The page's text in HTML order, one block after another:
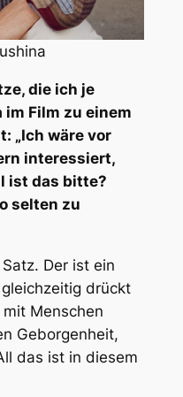
die ich je
Film zu einem
„Ich wäre vor
interessiert,
ist das bitte?
selten zu
Der ist ein
drückt
Menschen
Geborgenheit,
das ist in diesem